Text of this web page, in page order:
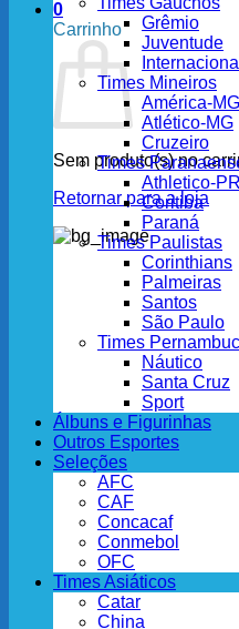
0
Carrinho
Sem produto(s) no
Retornar para a loja
Grêmio
Juventude
Internacional
Times Mineiros
América-MG
Atlético-MG
Cruzeiro
Times
Athletico-PR
Coritiba
Paraná
Times Paulistas
Corinthians
Palmeiras
Santos
São Paulo
Times
Náutico
Santa Cruz
Sport
Álbuns e Figurinhas
Outros Esportes
Seleções
AFC
CAF
Concacaf
Conmebol
OFC
Times Asiáticos
Catar
China